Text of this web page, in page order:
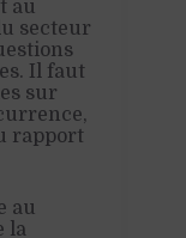
au
secteur
Il faut
sur
rapport
au
la